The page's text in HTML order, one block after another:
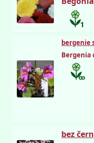
Hruška
bergenie
bez